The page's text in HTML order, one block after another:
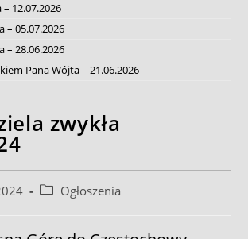
– 12.07.2026
– 05.07.2026
– 28.06.2026
Pana Wójta – 21.06.2026
zwykła
PostOgłoszenia